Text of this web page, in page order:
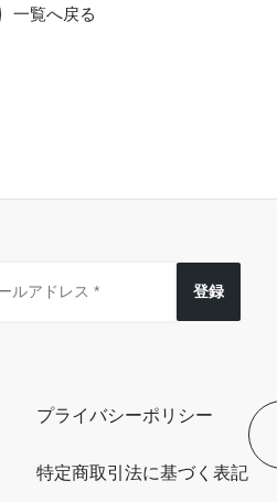
一覧へ戻る
登録
プライバシーポリシー
特定商取引法に基づく表記